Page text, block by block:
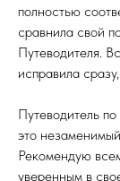
полностью
сравнила свой
Путеводителя.
исправила
Путеводитель
это
Рекомендую
уверенным в